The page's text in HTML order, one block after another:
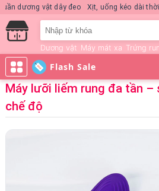
Nước hoa KD Quick Rush Quần dương vật
Dương vật Máy mát xa Trứng
Flash Sale
Máy lưỡi liếm rung đa tần –
chế độ